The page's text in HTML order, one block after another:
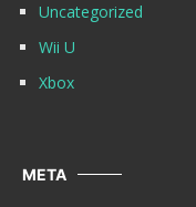
Uncategorized
Wii U
Xbox
META